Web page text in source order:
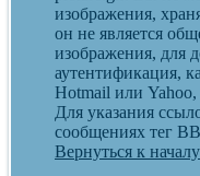
изображения,
он не является
изображения, для
аутентификация,
Hotmail или
Для указания
сообщениях тег
Вернуться к началу